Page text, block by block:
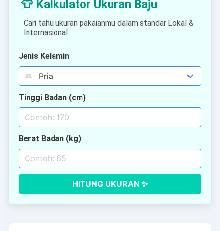
👕 Kalkulator Ukuran Baju
Cari tahu ukuran pakaianmu dalam standar Lokal &
Internasional
Jenis Kelamin
👥
Tinggi Badan (cm)
Berat Badan (kg)
HITUNG UKURAN ✨